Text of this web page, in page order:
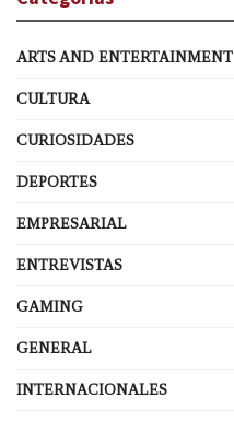
ARTS AND ENTERTAINMENT
CULTURA
CURIOSIDADES
DEPORTES
EMPRESARIAL
ENTREVISTAS
GAMING
GENERAL
INTERNACIONALES